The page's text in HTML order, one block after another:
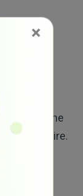
dans
de
des taux
fonction
du
l'une
secondaire.
sont une
de
×